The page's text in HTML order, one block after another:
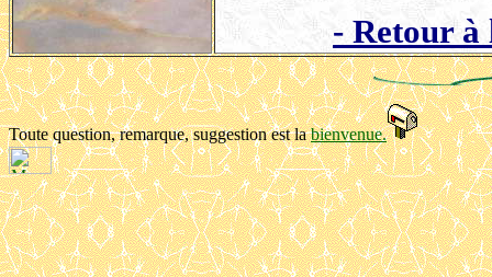
- Retour à
Toute question, remarque, suggestion estlabienvenue.